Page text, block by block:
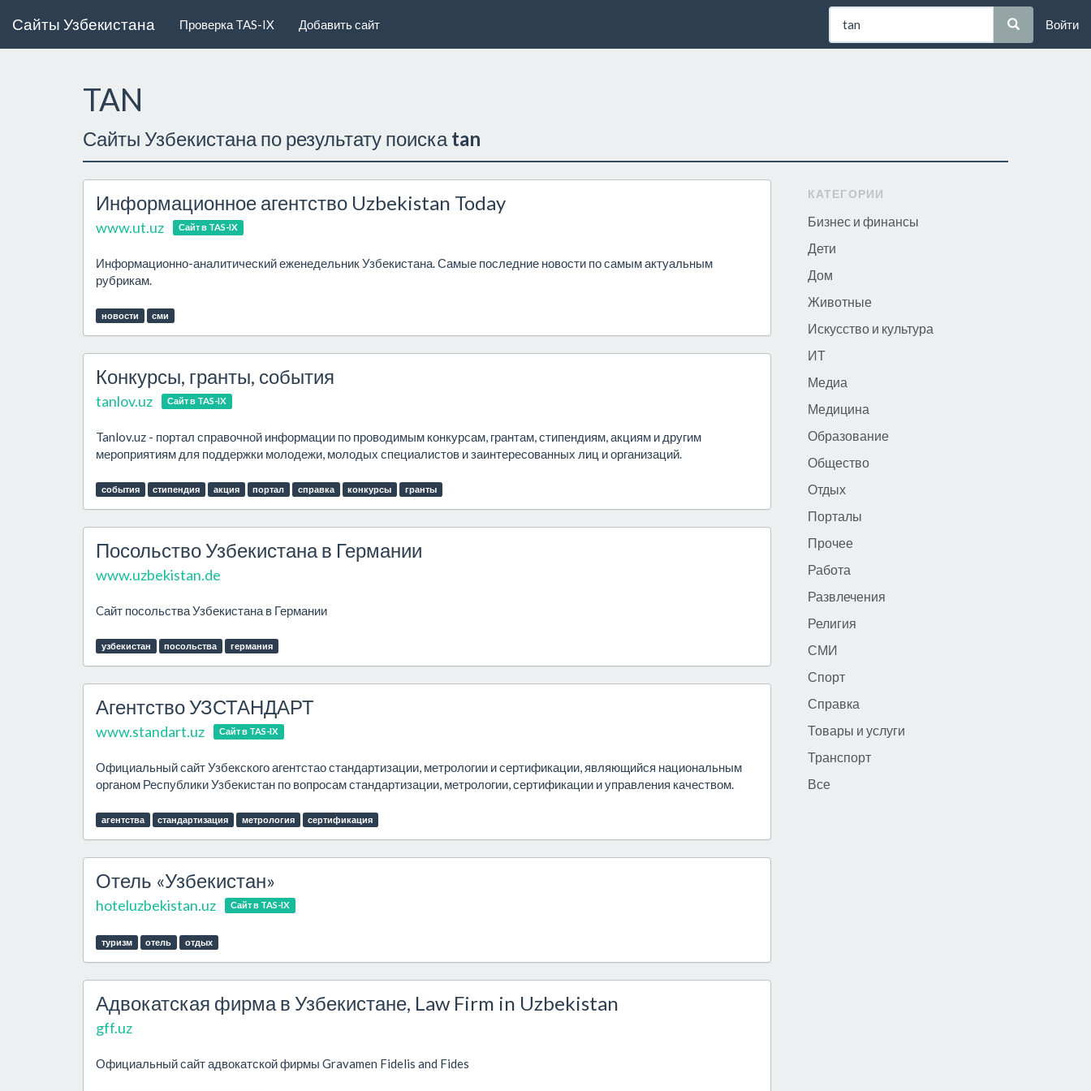
Сайты Узбекистана Проверка TAS-IX Добавить сайт Войти
TAN
Сайты Узбекистана по результату поиска tan
Информационное агентство Uzbekistan Today
www.ut.uz Сайт в TAS-IX
Информационно-аналитический еженедельник Узбекистана. Самые последние новости по самым актуальным
рубрикам.
новости сми
Конкурсы, гранты, события
tanlov.uz Сайт в TAS-IX
Tanlov.uz - портал справочной информации по проводимым конкурсам, грантам, стипендиям, акциям и другим
мероприятиям для поддержки молодежи, молодых специалистов и заинтересованных лиц и организаций.
события стипендия акция портал справка конкурсы гранты
Посольство Узбекистана в Германии
www.uzbekistan.de
Cайт посольства Узбекистана в Германии
узбекистан посольства германия
Агентство УЗСТАНДАРТ
www.standart.uz Сайт в TAS-IX
Официальный сайт Узбекского агентстао стандартизации, метрологии и сертификации, являющийся национальным
органом Республики Узбекистан по вопросам стандартизации, метрологии, сертификации и управления качеством.
агентства стандартизация метрология сертификация
Отель «Узбекистан»
hoteluzbekistan.uz Сайт в TAS-IX
туризм отель отдых
Адвокатская фирма в Узбекистане, Law Firm in Uzbekistan
gff.uz
Официальный сайт адвокатской фирмы Gravamen Fidelis and Fides
КАТЕГОРИИ
Бизнес и финансы
Дети
Дом
Животные
Искусство и культура
ИТ
Медиа
Медицина
Образование
Общество
Отдых
Порталы
Прочее
Работа
Развлечения
Религия
СМИ
Спорт
Справка
Товары и услуги
Транспорт
Все